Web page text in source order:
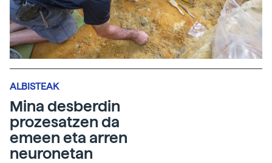
ALBISTEAK
Mina desberdin
prozesatzen da
emeen eta arren
neuronetan